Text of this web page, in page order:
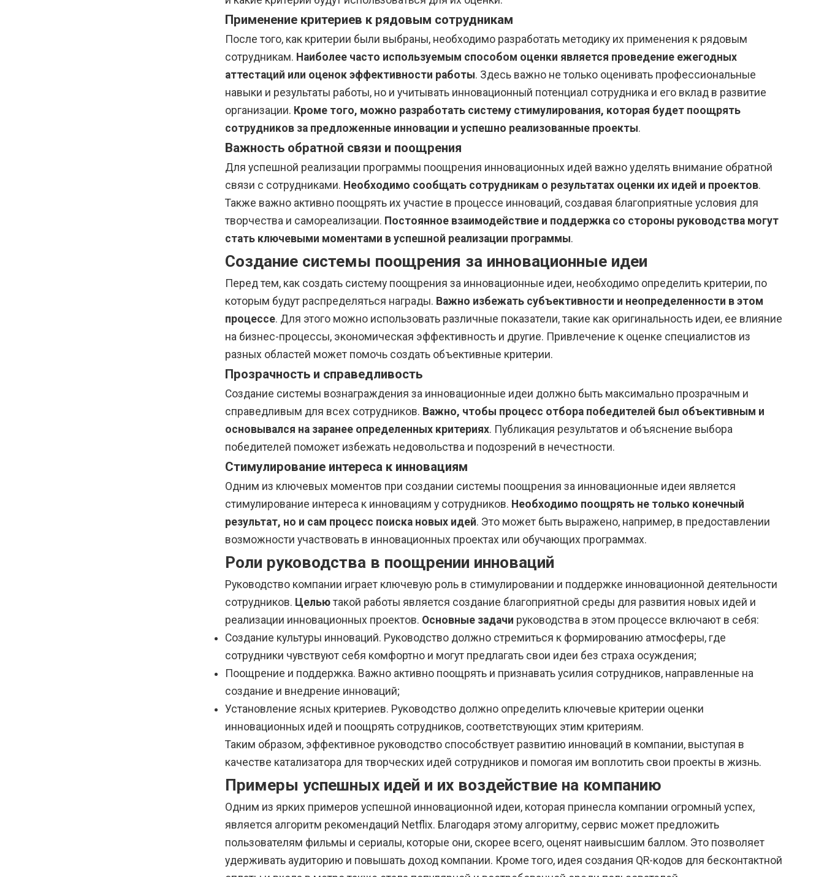
Применение критериев к рядовым сотрудникам
После того, как критерии были выбраны, необходимо разработать методику их применения к рядовым
сотрудникам. Наиболее часто используемым способом оценки является проведение ежегодных
аттестаций или оценок эффективности работы. Здесь важно не только оценивать профессиональные
навыки и результаты работы, но и учитывать инновационный потенциал сотрудника и его вклад в развитие
организации. Кроме того, можно разработать систему стимулирования, которая будет поощрять
сотрудников за предложенные инновации и успешно реализованные проекты.
Важность обратной связи и поощрения
Для успешной реализации программы поощрения инновационных идей важно уделять внимание обратной
связи с сотрудниками. Необходимо сообщать сотрудникам о результатах оценки их идей и проектов.
Также важно активно поощрять их участие в процессе инноваций, создавая благоприятные условия для
творчества и самореализации. Постоянное взаимодействие и поддержка со стороны руководства могут
стать ключевыми моментами в успешной реализации программы.
Создание системы поощрения за инновационные идеи
Перед тем, как создать систему поощрения за инновационные идеи, необходимо определить критерии, по
которым будут распределяться награды. Важно избежать субъективности и неопределенности в этом
процессе. Для этого можно использовать различные показатели, такие как оригинальность идеи, ее влияние
на бизнес-процессы, экономическая эффективность и другие. Привлечение к оценке специалистов из
разных областей может помочь создать объективные критерии.
Прозрачность и справедливость
Создание системы вознаграждения за инновационные идеи должно быть максимально прозрачным и
справедливым для всех сотрудников. Важно, чтобы процесс отбора победителей был объективным и
основывался на заранее определенных критериях. Публикация результатов и объяснение выбора
победителей поможет избежать недовольства и подозрений в нечестности.
Стимулирование интереса к инновациям
Одним из ключевых моментов при создании системы поощрения за инновационные идеи является
стимулирование интереса к инновациям у сотрудников. Необходимо поощрять не только конечный
результат, но и сам процесс поиска новых идей. Это может быть выражено, например, в предоставлении
возможности участвовать в инновационных проектах или обучающих программах.
Роли руководства в поощрении инноваций
Руководство компании играет ключевую роль в стимулировании и поддержке инновационной деятельности
сотрудников. Целью такой работы является создание благоприятной среды для развития новых идей и
реализации инновационных проектов. Основные задачи руководства в этом процессе включают в себя:
Создание культуры инноваций. Руководство должно стремиться к формированию атмосферы, где
сотрудники чувствуют себя комфортно и могут предлагать свои идеи без страха осуждения;
Поощрение и поддержка. Важно активно поощрять и признавать усилия сотрудников, направленные на
создание и внедрение инноваций;
Установление ясных критериев. Руководство должно определить ключевые критерии оценки
инновационных идей и поощрять сотрудников, соответствующих этим критериям.
Таким образом, эффективное руководство способствует развитию инноваций в компании, выступая в
качестве катализатора для творческих идей сотрудников и помогая им воплотить свои проекты в жизнь.
Примеры успешных идей и их воздействие на компанию
Одним из ярких примеров успешной инновационной идеи, которая принесла компании огромный успех,
является алгоритм рекомендаций Netflix. Благодаря этому алгоритму, сервис может предложить
пользователям фильмы и сериалы, которые они, скорее всего, оценят наивысшим баллом. Это позволяет
удерживать аудиторию и повышать доход компании. Кроме того, идея создания QR-кодов для бесконтактной